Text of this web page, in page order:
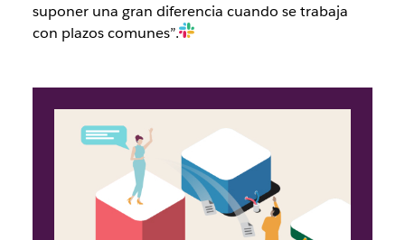
suponer una gran diferencia cuando se trabaja
con plazos comunes”.